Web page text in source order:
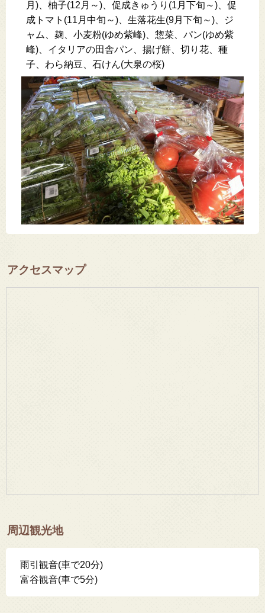
月)、柚子(12月～)、促成きゅうり(1月下旬～)、促
成トマト(11月中旬～)、生落花生(9月下旬～)、ジ
ャム、麹、小麦粉(ゆめ紫峰)、惣菜、パン(ゆめ紫
峰)、イタリアの田舎パン、揚げ餅、切り花、種
子、わら納豆、石けん(大泉の桜)
アクセスマップ
周辺観光地
雨引観音(車で20分)
富谷観音(車で5分)